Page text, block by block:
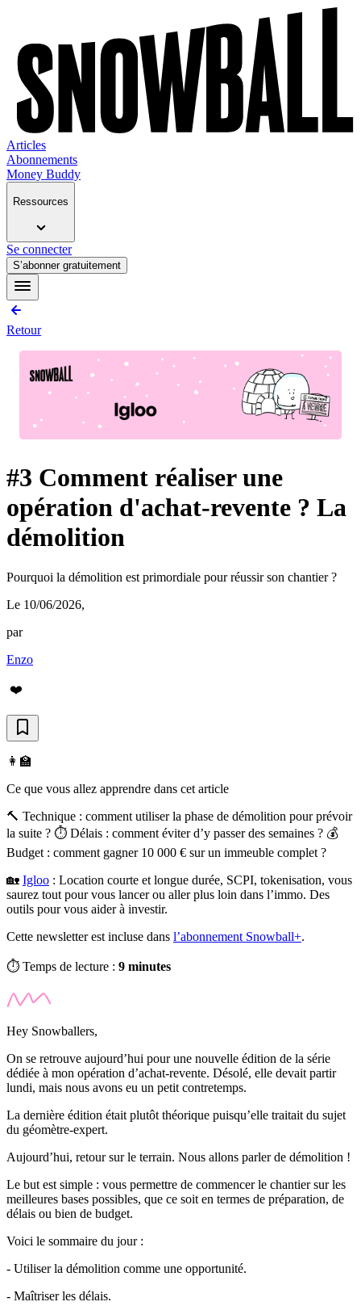
Articles
Abonnements
Money Buddy
Ressources
Se connecter
S’abonner gratuitement
Retour
#3 Comment réaliser une
opération d'achat-revente ? La
démolition
Pourquoi la démolition est primordiale pour réussir son chantier ?
Le 10/06/2026,
par
Enzo
❤️
👩‍🏫
Ce que vous allez apprendre dans cet article
🔨 Technique : comment utiliser la phase de démolition pour prévoir
la suite ? ⏱️ Délais : comment éviter d’y passer des semaines ? 💰
Budget : comment gagner 10 000 € sur un immeuble complet ?
🏡 Igloo : Location courte et longue durée, SCPI, tokenisation, vous
saurez tout pour vous lancer ou aller plus loin dans l’immo. Des
outils pour vous aider à investir.
Cette newsletter est incluse dans l’abonnement Snowball+.
⏱️ Temps de lecture : 9 minutes
Hey Snowballers,
On se retrouve aujourd’hui pour une nouvelle édition de la série
dédiée à mon opération d’achat-revente. Désolé, elle devait partir
lundi, mais nous avons eu un petit contretemps.
La dernière édition était plutôt théorique puisqu’elle traitait du sujet
du géomètre-expert.
Aujourd’hui, retour sur le terrain. Nous allons parler de démolition !
Le but est simple : vous permettre de commencer le chantier sur les
meilleures bases possibles, que ce soit en termes de préparation, de
délais ou bien de budget.
Voici le sommaire du jour :
- Utiliser la démolition comme une opportunité.
- Maîtriser les délais.